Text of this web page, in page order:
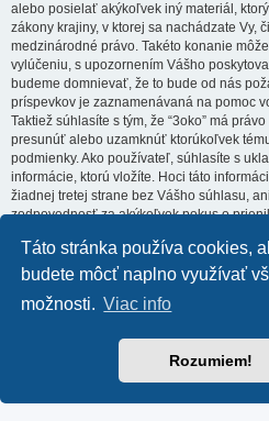
Táto stránka používa cookies,
budete môcť naplno využívať
možnosti. Viac info
Rozumiem!
alebo posielať akýkoľvek iný materiál,
zákony krajiny, v ktorej sa nachádzate Vy,
medzinárodné právo. Takéto konanie
vylúčeniu, s upozornením Vášho
budeme domnievať, že to bude od nás
príspevkov je zaznamenávaná na pomoc
Taktiež súhlasíte s tým, že “3oko” má
presunúť alebo uzamknúť ktorúkoľvek
podmienky. Ako používateľ, súhlasíte s
informácie, ktorú vložíte. Hoci táto
žiadnej tretej strane bez Vášho súhlasu,
zodpovednosť za akýkoľvek pokus o
Obsah portálu